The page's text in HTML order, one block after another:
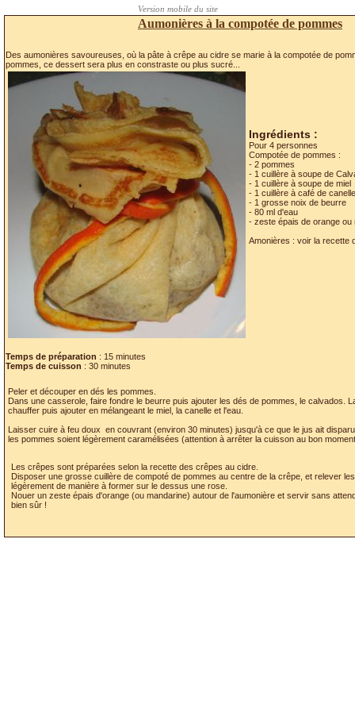
Aumonières à la compotée de pommes
Des aumonières savoureuses, où la pâte à crêpe au cidre se marie à la compotée de
pommes, ce dessert sera plus en constraste ou plus sucré...
Ingrédients :
Pour 4 personnes
Compotée de pommes :
- 2 pommes
- 1 cuillère à soupe de
- 1 cuillère à soupe de miel
- 1 cuillère à café de
- 1 grosse noix de beurre
- 80 ml d'eau
- zeste épais de orange
Amonières : voir la recette
Temps de préparation : 15 minutes
Temps de cuisson : 30 minutes
Peler et découper en dés les pommes.
Dans une casserole, faire fondre le beurre puis ajouter les dés de pommes, le calvados.
chauffer puis ajouter en mélangeant le miel, la canelle et l'eau.
Laisser cuire à feu doux en couvrant (environ 30 minutes) jusqu'à ce que le jus ait
les pommes soient légèrement caramélisées (attention à arrêter la cuisson au bon
Les crêpes sont préparées selon la recette des crêpes au cidre.
Disposer une grosse cuillère de compoté de pommes au centre de la crêpe, et relever
légèrement de manière à former sur le dessus une rose.
Nouer un zeste épais d'orange (ou mandarine) autour de l'aumonière et servir sans
bien sûr !